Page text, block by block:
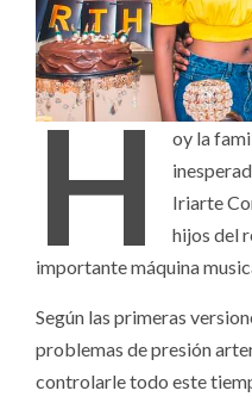
H
oy la
Iriarte
hijos del
importante máquina
Según las primeras
problemas de presión
controlarle todo este